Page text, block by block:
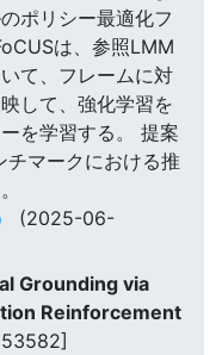
ポリシー最適化フ
は、参照LMM
て、フレームに対
して、強化学習を
を学習する。 提案
チマークにおける推
(2025-06-
Grounding via
Reinforcement